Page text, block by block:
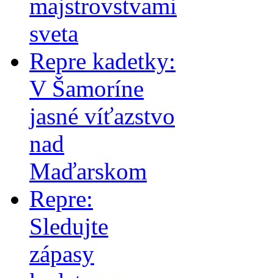
majstrovstvami
sveta
Repre kadetky:
V Šamoríne
jasné víťazstvo
nad
Maďarskom
Repre:
Sledujte
zápasy